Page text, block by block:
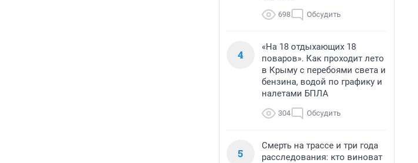
698 Обсудить
4
«На 18 отдыхающих 18
поваров». Как проходит лето
в Крыму с перебоями света и
бензина, водой по графику и
налетами БПЛА
304 Обсудить
5
Смерть на трассе и три года
расследования: кто виноват